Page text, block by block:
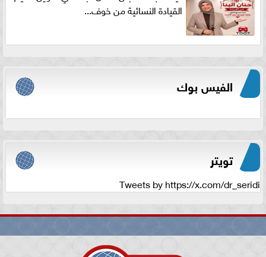
القيادة النسائية من خوف...
الفيس بوك
تويتر
Tweets by https://x.com/dr_seridi